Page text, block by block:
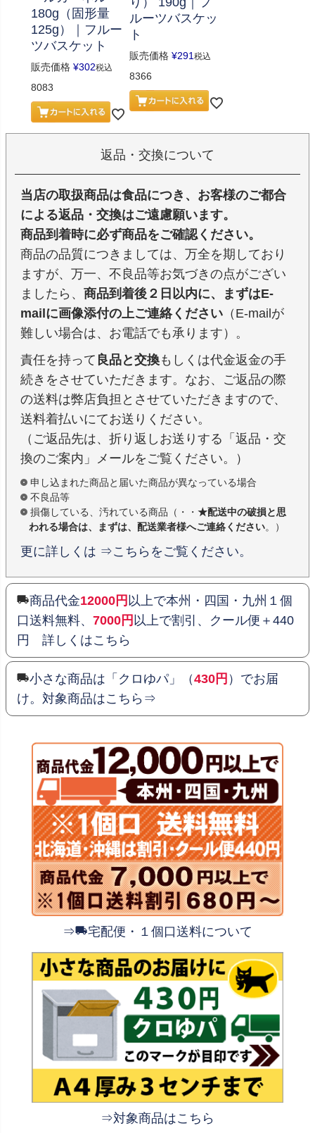
180g（固形量
125g）｜フルー
ツバスケット
販売価格 ¥302税込
8083
ルーツバスケッ
ト
販売価格 ¥291税込
8366
返品・交換について
当店の取扱商品は食品につき、お客様のご都合
による返品・交換はご遠慮願います。
商品到着時に必ず商品をご確認ください。
商品の品質につきましては、万全を期しており
ますが、万一、不良品等お気づきの点がござい
ましたら、 商品到着後２日以内に、まずはE-
mailに画像添付の上ご連絡ください （E-mailが
難しい場合は、お電話でも承ります）。
責任を持って 良品と交換もしくは代金返金の手
続きをさせていただきます。なお、ご返品の際
の送料は弊店負担とさせていただきますので、
送料着払いにてお送りください。
（ご返品先は、折り返しお送りする「返品・交
換のご案内」メールをご覧ください。）
申し込まれた商品と届いた商品が異なっている場合
不良品等
損傷している、汚れている商品（・・ ★配送中の破損と思
われる場合は、まずは、配送業者様へご連絡ください。）
更に詳しくは ⇒こちらをご覧ください。
商品代金12000円 以上で本州・四国・九州１個
口送料無料、 7000円 以上で割引、クール便＋440
円 詳しくはこちら
小さな商品は「クロゆパ」（430円 ）でお届
け。対象商品はこちら⇒
⇒ 宅配便・１個口送料について
⇒対象商品はこちら